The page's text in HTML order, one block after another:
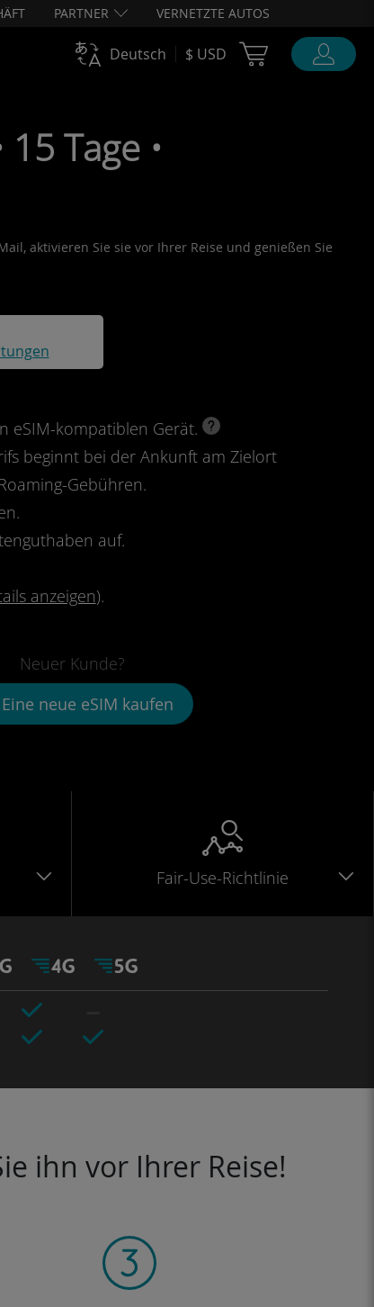
PARTNER VERNETZTE AUTOS
Deutsch $ USD Cart Ubigi
15 Tage •
aktivieren Sie sie vor Ihrer Reise und genießen Sie
eSIM-kompatiblen Gerät.
beginnt bei der Ankunft am Zielort
Gebühren.
auf.
anzeigen).
Neuer Kunde?
Eine neue eSIM kaufen
Fair-Use-Richtlinie
ihn vor Ihrer Reise!